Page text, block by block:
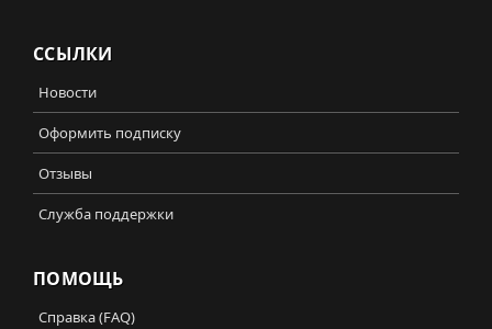
ССЫЛКИ
Новости
Оформить подписку
Отзывы
Служба поддержки
ПОМОЩЬ
Справка (FAQ)